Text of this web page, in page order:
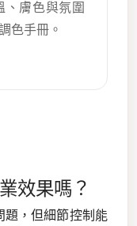
、膚色與氛圍
色手冊。
效果嗎？
題，但細節控制能